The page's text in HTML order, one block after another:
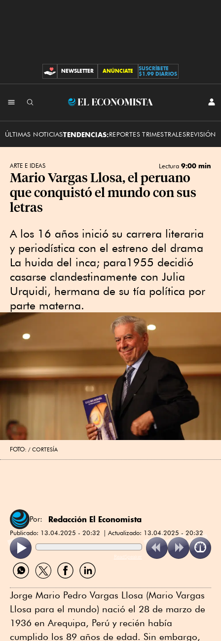
CONTRIBUCIONES
NEWSLETTER ANÚNCIATE
SUSCRÍBETE
$1.99 DIARIOS
El
ÚLTIMAS NOTICIASTENDENCIAS:REPORTES TRIMESTRALESREVISIÓN
ARTE E IDEAS Lectura 9:00 min
Mario Vargas Llosa, el peruano
que conquistó el mundo con sus
letras
A los 16 años inició su carrera literaria
y periodística con el estreno del drama
La huida del inca; para1955 decidió
casarse clandestinamente con Julia
Urquidi, hermana de su tía política por
parte materna.
FOTO: CORTESÍA
Por: Redacción El Economista
Publicado: 13.04.2025 - 20:32 Actualizado: 13.04.2025 - 20:32
ReadSpeaker
Compartir
por
Compartir
por
Compartir
por
Compartir
por
Jorge Mario Pedro Vargas Llosa (Mario Vargas
Llosa para el mundo) nació el 28 de marzo de
1936 en Arequipa, Perú y recién había
cumplido los 89 años de edad. Sin embargo,